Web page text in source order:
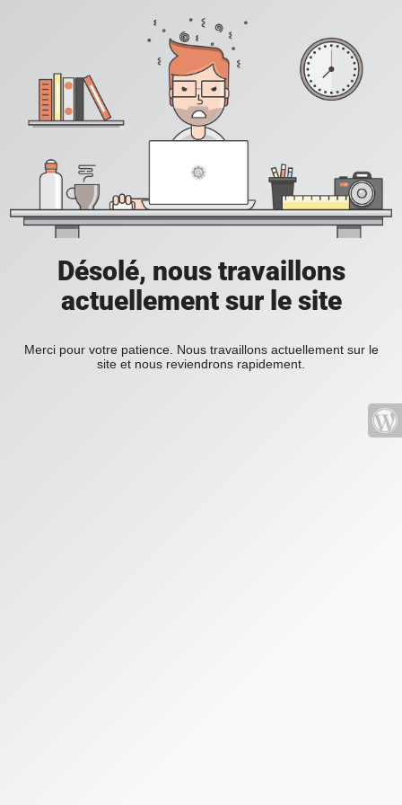
Désolé, nous travaillons
actuellement sur le site
Merci pour votre patience. Nous travaillons actuellement sur le
site et nous reviendrons rapidement.